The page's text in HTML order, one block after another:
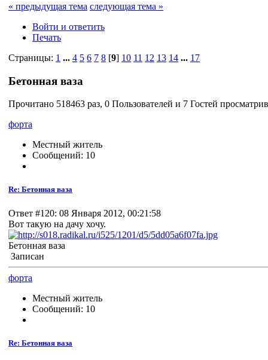
« предыдущая тема следующая тема »
Войти и ответить
Печать
Страницы: 1 ... 4 5 6 7 8 [9] 10 11 12 13 14 ... 17
Бетонная ваза
Прочитано 518463 раз, 0 Пользователей и 7 Гостей
форта
Местный житель
Сообщений: 10
Re: Бетонная ваза
Ответ #120: 08 Января 2012, 00:21:58
Вот такую на дачу хочу.
Бетонная ваза
Записан
форта
Местный житель
Сообщений: 10
Re: Бетонная ваза